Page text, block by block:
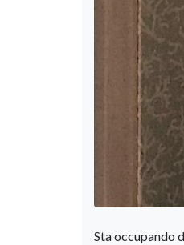
Sta occupando